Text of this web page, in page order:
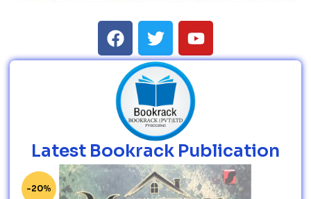
Latest Bookrack Publication
-20%